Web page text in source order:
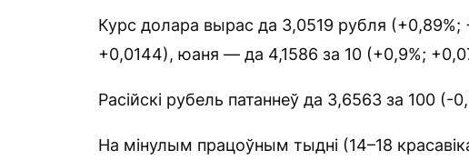
Курс долара вырас да 3,0519 рубля
+0,0144), юаня — да 4,1586 за 10 (+0,9%;
Расійскі рубель патаннеў да 3,6563 за 100 (-
На мінулым працоўным тыдні (14–18